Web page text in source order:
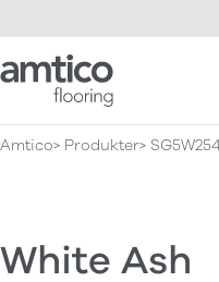
Amtico Flooring
Amtico Produkter
White Ash